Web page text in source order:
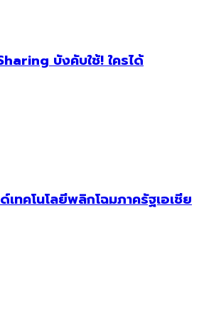
บังคับใช้! ใครได้
ทคโนโลยีพลิกโฉมภาครัฐเอเชีย